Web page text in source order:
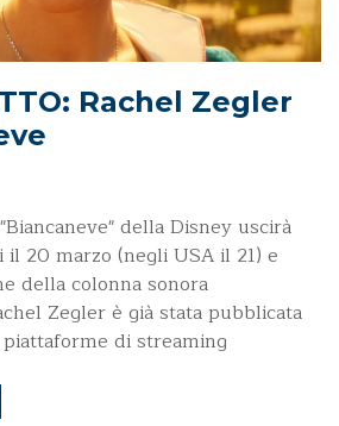
Rachel Zegler
della Disney uscirà
il 20 marzo (negli USA il 21) e
della colonna sonora
Zegler è già stata pubblicata
di streaming